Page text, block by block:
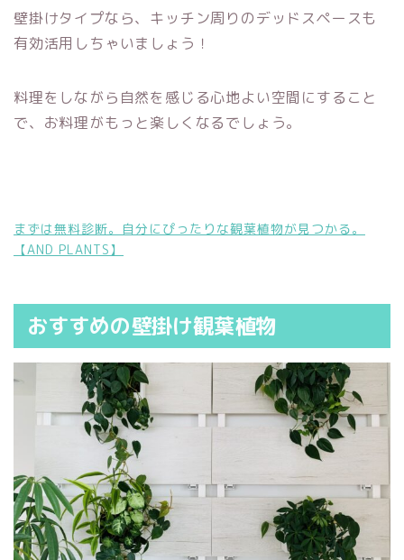
壁掛けタイプなら、キッチン周りのデッドスペースも
有効活用しちゃいましょう！
料理をしながら自然を感じる心地よい空間にすること
で、お料理がもっと楽しくなるでしょう。
まずは無料診断。自分にぴったりな観葉植物が見つかる。
【AND PLANTS】
おすすめの壁掛け観葉植物